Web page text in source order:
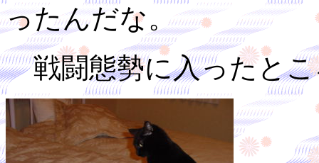
ったんだな。
戦闘態勢に入ったとこ